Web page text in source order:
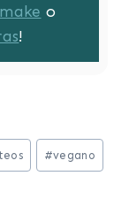
o
!
#vegano